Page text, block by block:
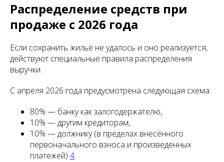
Распределение средств при
продаже с 2026 года
Если сохранить жильё не удалось и оно реализуется,
действуют специальные правила распределения
выручки.
С апреля 2026 года предусмотрена следующая схема:
80% — банку как залогодержателю,
10% — другим кредиторам,
10% — должнику (в пределах внесённого
первоначального взноса и произведённых
платежей) 4.